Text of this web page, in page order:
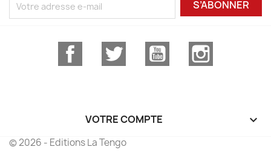
S’ABONNER
Facebook Twitter YouTube
VOTRE COMPTE 
© 2026 - Editions La Tengo